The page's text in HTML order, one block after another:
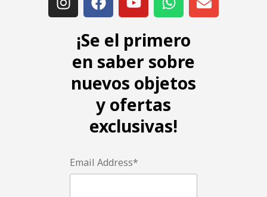
¡Se el primero
en saber sobre
nuevos objetos
y ofertas
exclusivas!
Email Address*